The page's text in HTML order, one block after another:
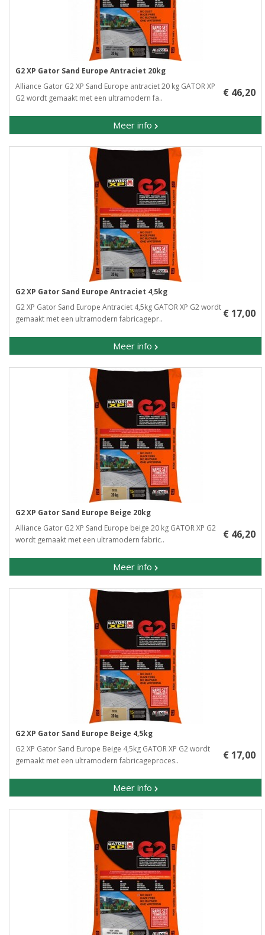
G2 XP Gator Sand Europe Antraciet 20kg
Alliance Gator G2 XP Sand Europe antraciet 20 kg GATOR XP
G2 wordt gemaakt met een ultramodern fa..
Meer info
€ 46,20
G2 XP Gator Sand Europe Antraciet 4,5kg
G2 XP Gator Sand Europe Antraciet 4,5kg GATOR XP G2 wordt
gemaakt met een ultramodern fabricagepr..
Meer info
€ 17,00
G2 XP Gator Sand Europe Beige 20kg
Alliance Gator G2 XP Sand Europe beige 20 kg GATOR XP G2
wordt gemaakt met een ultramodern fabric..
Meer info
€ 46,20
G2 XP Gator Sand Europe Beige 4,5kg
G2 XP Gator Sand Europe Beige 4,5kg GATOR XP G2 wordt
gemaakt met een ultramodern fabricageproces..
Meer info
€ 17,00